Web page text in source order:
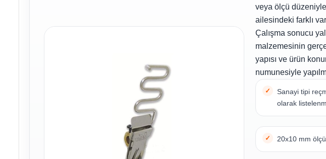
veya ölçü
ailesindeki farklı
Çalışma sonucu
malzemesinin
yapısı ve ürün
numunesiyle
Sanayi tipi
olarak
20x10 mm